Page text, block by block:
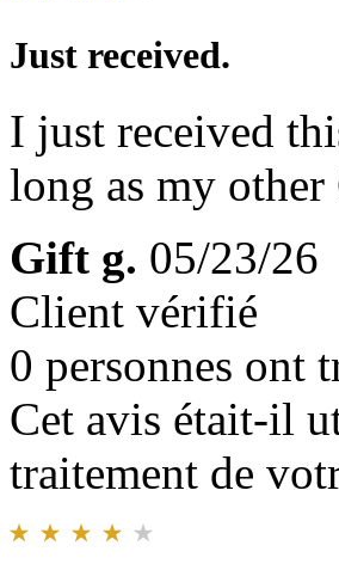
Just received.
I just received
long as my
Gift g. 05/23/26
Client vérifié
0 personnes ont
Cet avis était-il
traitement de